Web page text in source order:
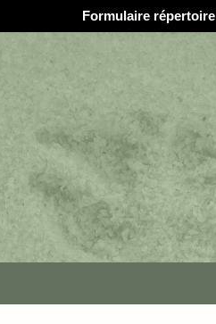
Formulaire répertoire